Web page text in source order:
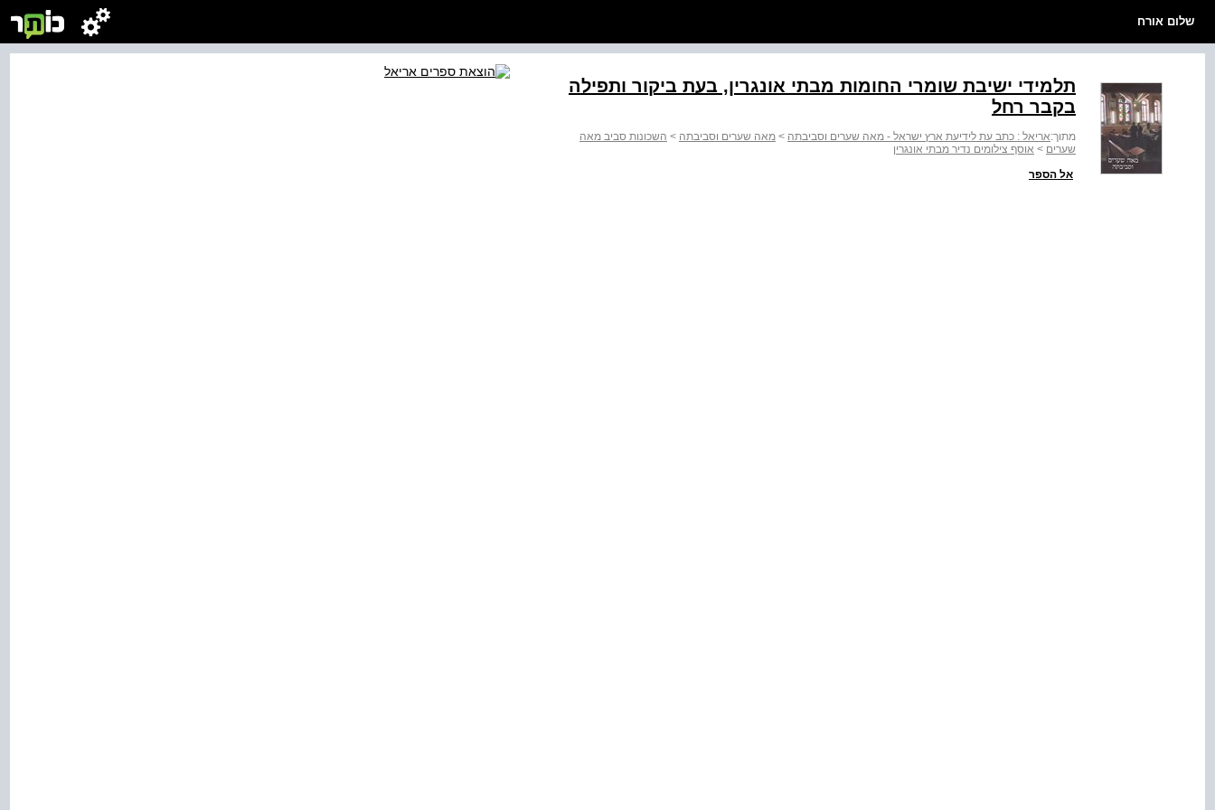
שלום אורח
תלמידי ישיבת שומרי החומות מבתי אונגרין, בעת ביקור ותפילה
בקבר רחל
מתוך:אריאל : כתב עת לידיעת ארץ ישראל - מאה שערים וסביבתה > מאה שערים וסביבתה > השכונות סביב מאה
שערים > אוסף צילומים נדיר מבתי אונגרין
אל הספר